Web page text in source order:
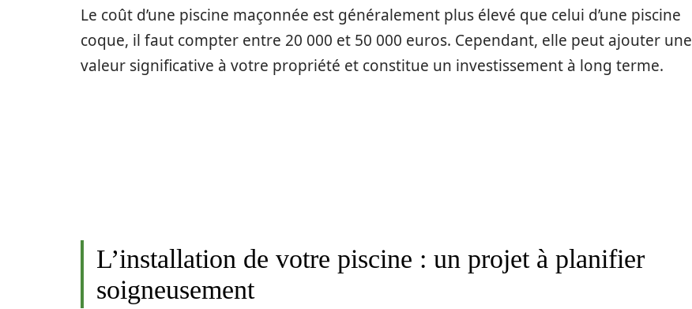
Le coût d’une piscine maçonnée est généralement plus élevé que celui d’une piscine
coque, il faut compter entre 20 000 et 50 000 euros. Cependant, elle peut ajouter une
valeur significative à votre propriété et constitue un investissement à long terme.
L’installation de votre piscine : un projet à planifier
soigneusement